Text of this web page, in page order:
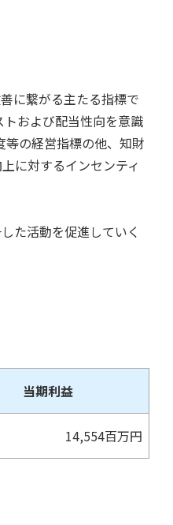
に繋がる主たる指標で
および配当性向を意識
等の経営指標の他、知財
に対するインセンティ
た活動を促進していく
当期利益
14,554百万円